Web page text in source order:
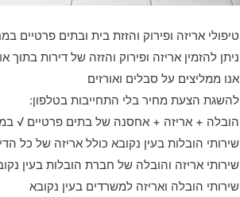
טיפולי אריזה ופירוק והזזת בית ובתים פרטיים
ניתן להזמין אריזה ופירוק והזזה של דירות בתוך
אנו ממליצים על סבלים ואורזים
להשגת הצעת מחיר בלי התחייבות בטלפון:
הובלה + אריזה + אחסנה של בתים פרטיים √
שירותי הובלות בעין נקובא כולל אריזה של כל
שירותי אריזה והובלה של חברת הובלות בעין
שירותי הובלה ואריזה למשרדים בעין נקובא